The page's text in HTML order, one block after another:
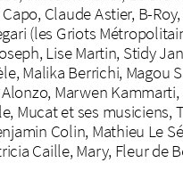
Claude Astier, B-
(les Griots
Lise Martin, Stidy
Malika Berrichi,
Marwen
Mucat et ses
Colin, Mathieu Le
Caille, Mary, Fleur de